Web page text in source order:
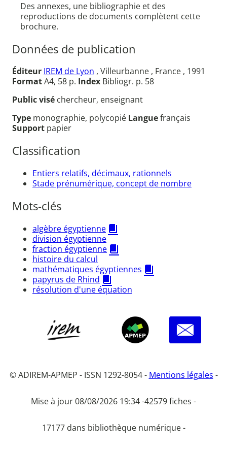
Des annexes, une bibliographie et des
reproductions de documents complètent cette
brochure.
Données de publication
Éditeur IREM de Lyon , Villeurbanne , France , 1991
FormatA4, 58 p. Index Bibliogr. p. 58
Public visé chercheur, enseignant
Type monographie, polycopié Languefrançais
Support papier
Classification
Entiers relatifs, décimaux, rationnels
Stade prénumérique, concept de nombre
Mots-clés
algèbre égyptienne
division égyptienne
fraction égyptienne
histoire du calcul
mathématiques égyptiennes
papyrus de Rhind
résolution d'une équation
© ADIREM-APMEP - ISSN 1292-8054 - Mentions légales -
Mise à jour 08/08/2026 19:34 -42579 fiches -
17177 dans bibliothèque numérique -